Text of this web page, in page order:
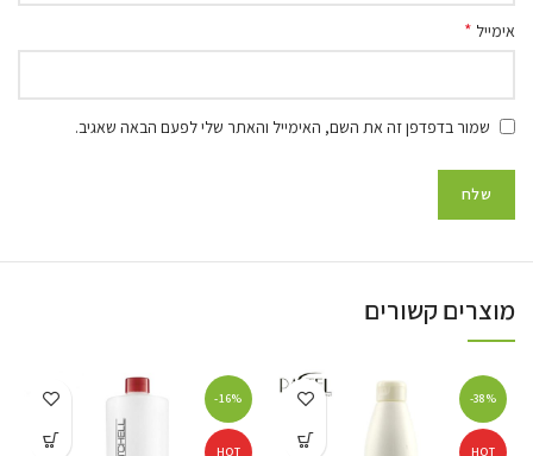
אימייל *
שמור בדפדפן זה את השם, האימייל והאתר שלי לפעם הבאה שאגיב.
מוצרים קשורים
-38%
HOT
-16%
HOT